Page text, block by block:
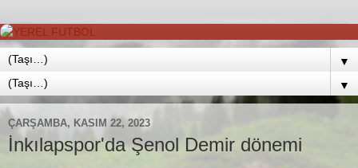
▼
▼
ÇARŞAMBA, KASIM 22, 2023
İnkılapspor'da Şenol Demir dönemi